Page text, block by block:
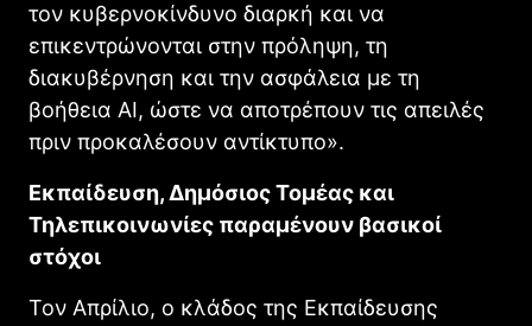
τον κυβερνοκίνδυνο διαρκή και να
επικεντρώνονται στην πρόληψη, τη
διακυβέρνηση και την ασφάλεια με τη
βοήθεια AI, ώστε να αποτρέπουν τις απειλές
πριν προκαλέσουν αντίκτυπο».
Εκπαίδευση, Δημόσιος Τομέας και
Τηλεπικοινωνίες παραμένουν βασικοί
στόχοι
Τον Απρίλιο, ο κλάδος της Εκπαίδευσης